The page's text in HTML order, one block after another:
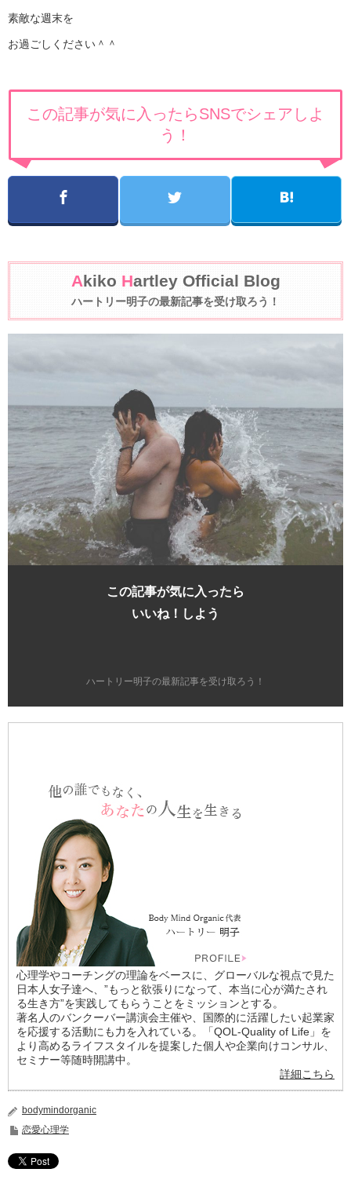
素敵な週末を
お過ごしください＾＾
この記事が気に入ったらSNSでシェアしよ
う！
Akiko Hartley Official Blog
ハートリー明子の最新記事を受け取ろう！
この記事が気に入ったら
いいね！しよう
ハートリー明子の最新記事を受け取ろう！
心理学やコーチングの理論をベースに、グローバルな視点で見た
日本人女子達へ、”もっと欲張りになって、本当に心が満たされ
る生き方”を実践してもらうことをミッションとする。
著名人のバンクーバー講演会主催や、国際的に活躍したい起業家
を応援する活動にも力を入れている。「QOL-Quality of Life」を
より高めるライフスタイルを提案した個人や企業向けコンサル、
セミナー等随時開講中。
詳細こちら
bodymindorganic
恋愛心理学